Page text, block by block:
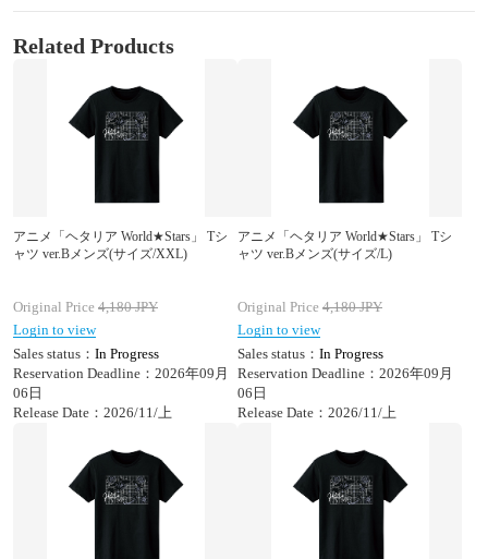
Related Products
アニメ「ヘタリア World★Stars」 Tシ
ャツ ver.Bメンズ(サイズ/XXL)
Original Price 4,180JPY
Login to view
Sales status： In Progress
Reservation Deadline：2026年09月
06日
Release Date：2026/11/上
アニメ「ヘタリア World★Stars」 Tシ
ャツ ver.Bメンズ(サイズ/L)
Original Price 4,180JPY
Login to view
Sales status： In Progress
Reservation Deadline：2026年09月
06日
Release Date：2026/11/上